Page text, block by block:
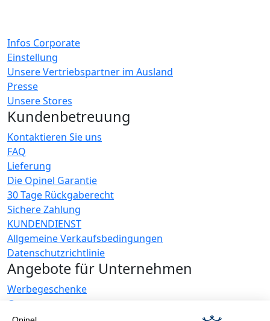
Infos Corporate
Einstellung
Unsere Vertriebspartner im Ausland
Presse
Unsere Stores
Kundenbetreuung
Kontaktieren Sie uns
FAQ
Lieferung
Die Opinel Garantie
30 Tage Rückgaberecht
Sichere Zahlung
KUNDENDIENST
Allgemeine Verkaufsbedingungen
Datenschutzrichtlinie
Angebote für Unternehmen
Werbegeschenke
Gastronome